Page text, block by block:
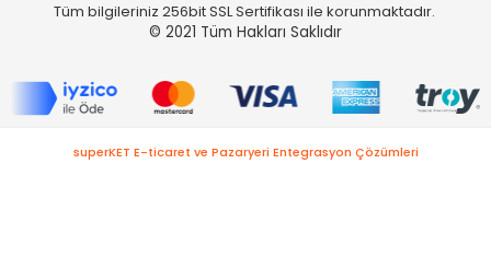
Tüm bilgileriniz 256bit SSL Sertifikası ile korunmaktadır.
© 2021 Tüm Hakları Saklıdır
superKET E-ticaret ve Pazaryeri Entegrasyon Çözümleri